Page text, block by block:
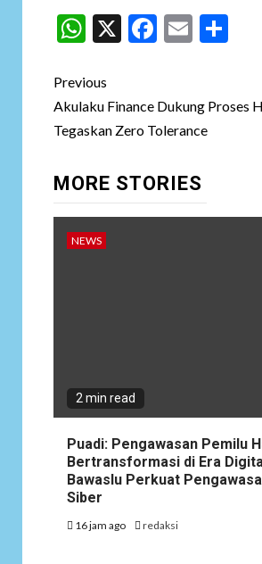
WhatsApp
X Facebook
Email
Post
navigation
Previous
Akulaku Finance Dukung Proses
Tegaskan Zero Tolerance
MORE STORIES
NEWS
2 min read
Puadi: Pengawasan Pemilu
Bertransformasi di Era
Bawaslu Perkuat
Siber
16 jam ago redaksi